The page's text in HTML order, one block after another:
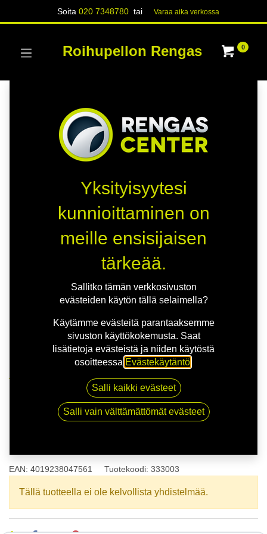
Soita020 7348780 tai Varaa aika verk​​​​ossa
Roihupellon Rengas 0
165/65R14 79T POINT S SUMMER S
165/65R14 79T POINT S
EAN: 4019238047561 Tuotekoodi: 333003
Tällä tuotteella ei ole kelvollista yhdistelmää.
Yksityisyytesi
kunnioittaminen on
meille ensisijaisen
tärkeää.
Sallitko tämän verkkosivuston
evästeiden käytön tällä selaimella?
Käytämme evästeitä parantaaksemme
sivuston käyttökokemusta. Saat
lisätietoja evästeistä ja niiden käytöstä
osoitteessa Evästekäytäntö
Salli kaikki evästeet
Salli vain välttämättömät evästeet